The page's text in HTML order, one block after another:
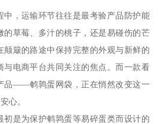
中，运输环节往往是最考验产品防护能
的草莓、多汁的桃子，还是易碰伤的芒
颠簸的路途中保持完整的外观与新鲜的
与电商平台共同关注的焦点。而一款看
品——鹌鹑蛋网袋，正在悄然改变这一
心。
初是为保护鹌鹑蛋等易碎蛋类而设计的